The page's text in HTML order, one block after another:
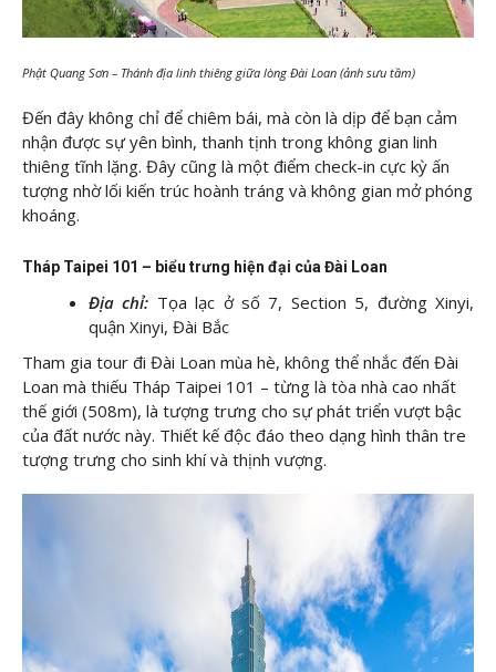
Phật Quang Sơn – Thánh địa linh thiêng giữa lòng Đài Loan (ảnh sưu tầm)
Đến đây không chỉ để chiêm bái, mà còn là dịp để bạn cảm
nhận được sự yên bình, thanh tịnh trong không gian linh
thiêng tĩnh lặng. Đây cũng là một điểm check-in cực kỳ ấn
tượng nhờ lối kiến trúc hoành tráng và không gian mở phóng
khoáng.
Tháp Taipei 101 – biểu trưng hiện đại của Đài Loan
Địa chỉ: Tọa lạc ở số 7, Section 5, đường Xinyi,
quận Xinyi, Đài Bắc
Tham gia tour đi Đài Loan mùa hè, không thể nhắc đến Đài
Loan mà thiếu Tháp Taipei 101 – từng là tòa nhà cao nhất
thế giới (508m), là tượng trưng cho sự phát triển vượt bậc
của đất nước này. Thiết kế độc đáo theo dạng hình thân tre
tượng trưng cho sinh khí và thịnh vượng.